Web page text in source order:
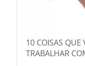
10 COISAS QUE
TRABALHAR